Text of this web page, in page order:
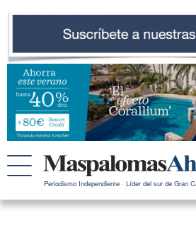
Periodismo Independiente · Líder del sur de Gran